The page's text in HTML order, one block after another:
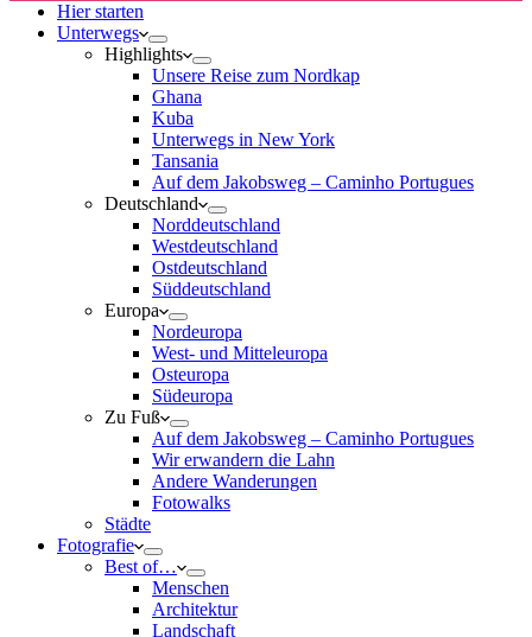
Hier starten
Unterwegs
Highlights
Unsere Reise zum Nordkap
Ghana
Kuba
Unterwegs in New York
Tansania
Auf dem Jakobsweg – Caminho Portugues
Deutschland
Norddeutschland
Westdeutschland
Ostdeutschland
Süddeutschland
Europa
Nordeuropa
West- und Mitteleuropa
Osteuropa
Südeuropa
Zu Fuß
Auf dem Jakobsweg – Caminho Portugues
Wir erwandern die Lahn
Andere Wanderungen
Fotowalks
Städte
Fotografie
Best of…
Menschen
Architektur
Landschaft